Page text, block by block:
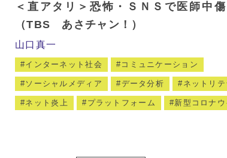
＜直アタリ＞恐怖・ＳＮＳで医師中
（TBS あさチャン！）
山口真一
インターネット社会 コミュニケーション
ソーシャルメディア データ分析 ネットリ
ネット炎上 プラットフォーム 新型コロナ